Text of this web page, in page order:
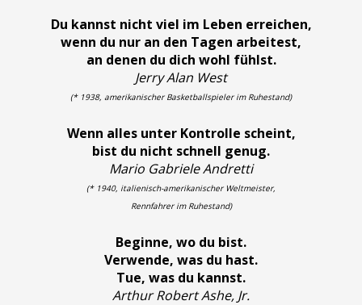
Du kannst nicht viel im Leben erreichen,
wenn du nur an den Tagen arbeitest,
an denen du dich wohl fühlst.
Jerry Alan West
(* 1938, amerikanischer Basketballspieler im Ruhestand)
Wenn alles unter Kontrolle scheint,
bist du nicht schnell genug.
Mario Gabriele Andretti
(* 1940, italienisch-amerikanischer Weltmeister,
Rennfahrer im Ruhestand)
Beginne, wo du bist.
Verwende, was du hast.
Tue, was du kannst.
Arthur Robert Ashe, Jr.